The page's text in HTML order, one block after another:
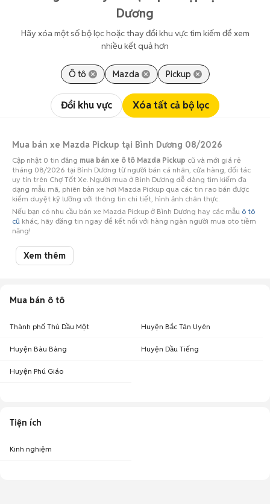
Dương
Hãy xóa một số bộ lọc hoặc thay đổi khu vực tìm kiếm để xem
nhiều kết quả hơn
Ô tô Mazda Pickup
Đổi khu vực Xóa tất cả bộ lọc
Mua bán xe Mazda Pickup tại Bình Dương 08/2026
Cập nhật 0 tin đăng mua bán xe ô tô Mazda Pickup cũ và mới giá rẻ
tháng 08/2026 tại Bình Dương từ người bán cá nhân, cửa hàng, đối tác
uy tín trên Chợ Tốt Xe. Người mua ở Bình Dương dễ dàng tìm kiếm đa
dạng mẫu mã, phiên bản xe hơi Mazda Pickup qua các tin rao bán được
kiểm duyệt kỹ lưỡng với thông tin chi tiết, hình ảnh chân thực.
Nếu bạn có nhu cầu bán xe Mazda Pickup ở Bình Dương hay các mẫu ô tô
cũ khác, hãy đăng tin ngay để kết nối với hàng ngàn người mua oto tiềm
năng!
Xem thêm
Mua bán ô tô
Thành phố Thủ Dầu Một Huyện Bắc Tân Uyên
Huyện Bàu Bàng Huyện Dầu Tiếng
Huyện Phú Giáo
Tiện ích
Kinh nghiệm